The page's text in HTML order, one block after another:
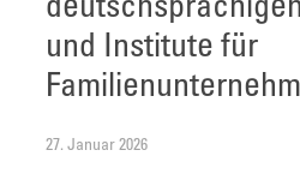
und Institute für
27. Januar 2026